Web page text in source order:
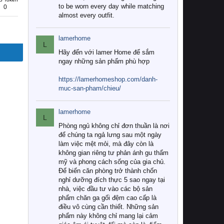
0
to be worn every day while matching
almost every outfit.
L
lamerhome
Hãy đến với lamer Home để sắm
ngay những sản phẩm phù hợp
https://lamerhomeshop.com/danh-
muc-san-pham/chieu/
L
lamerhome
Phòng ngủ không chỉ đơn thuần là nơi
để chúng ta ngả lưng sau một ngày
làm việc mệt mỏi, mà đây còn là
không gian riêng tư phản ánh gu thẩm
mỹ và phong cách sống của gia chủ.
Để biến căn phòng trở thành chốn
nghỉ dưỡng đích thực 5 sao ngay tại
nhà, việc đầu tư vào các bộ sản
phẩm chăn ga gối đệm cao cấp là
điều vô cùng cần thiết. Những sản
phẩm này không chỉ mang lại cảm